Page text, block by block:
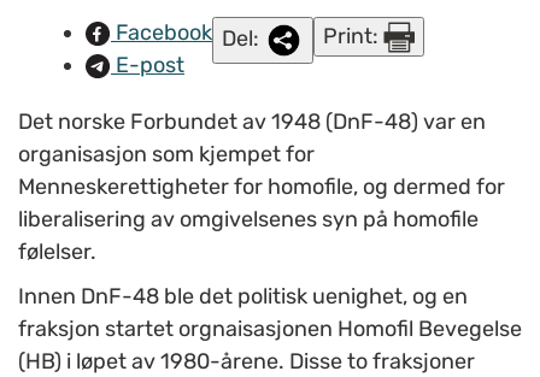
Facebook
E-post
Del: Print:
Det norske Forbundet av 1948 (DnF-48) var en
organisasjon som kjempet for
Menneskerettigheter for homofile, og dermed for
liberalisering av omgivelsenes syn på homofile
følelser.
Innen DnF-48 ble det politisk uenighet, og en
fraksjon startet orgnaisasjonen Homofil Bevegelse
(HB) i løpet av 1980-årene. Disse to fraksjoner